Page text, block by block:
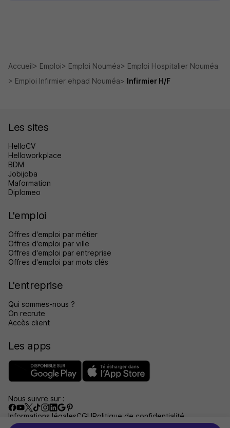
Accueil Emploi Emploi Nouméa
Emploi Hospitalier Nouméa
Emploi Infirmier ehpad Nouméa
Infirmier H/F
Les sites
HelloCV
Helloworkplace
BDM
Jobijoba
Maformation
Diplomeo
L'emploi
Offres d'emploi par métier
Offres d'emploi par ville
Offres d'emploi par entreprise
Offres d'emploi par mots clés
L'entreprise
Qui sommes-nous ?
On recrute
Accès client
Les apps
Nous suivre sur :
Informations légalesCGUPolitique de confidentialité
Gérer les traceursAccessibilité : non conforme